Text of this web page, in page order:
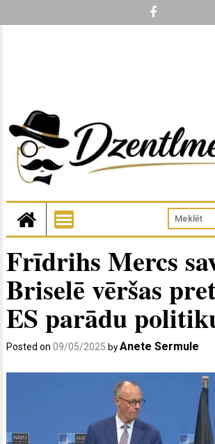
Frīdrihs Mercs
Briselē vēršas
ES parādu
Posted on09/05/2025 byAnete Sermule